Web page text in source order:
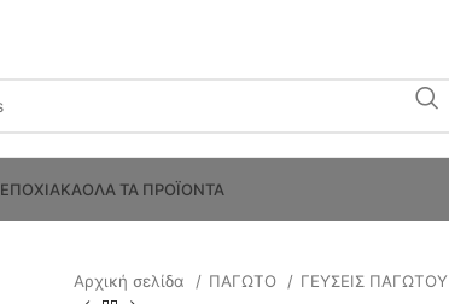
ΕΠΟΧΙΑΚΑΟΛΑ ΤΑ ΠΡΟΪΟΝΤΑ
Αρχική σελίδα ΠΑΓΩΤΟ ΓΕΥΣΕΙΣ ΠΑΓΩΤΟΥ